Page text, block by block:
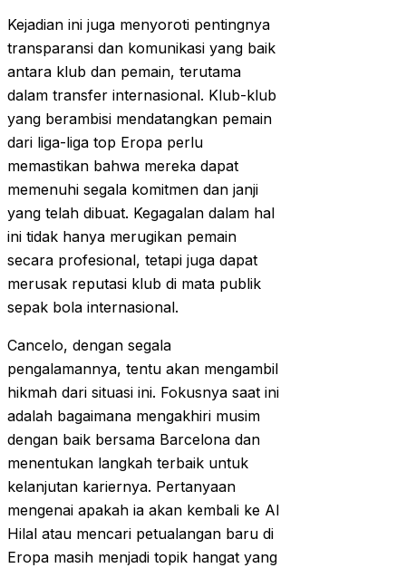
Kejadian ini juga menyoroti pentingnya
transparansi dan komunikasi yang baik
antara klub dan pemain, terutama
dalam transfer internasional. Klub-klub
yang berambisi mendatangkan pemain
dari liga-liga top Eropa perlu
memastikan bahwa mereka dapat
memenuhi segala komitmen dan janji
yang telah dibuat. Kegagalan dalam hal
ini tidak hanya merugikan pemain
secara profesional, tetapi juga dapat
merusak reputasi klub di mata publik
sepak bola internasional.
Cancelo, dengan segala
pengalamannya, tentu akan mengambil
hikmah dari situasi ini. Fokusnya saat ini
adalah bagaimana mengakhiri musim
dengan baik bersama Barcelona dan
menentukan langkah terbaik untuk
kelanjutan kariernya. Pertanyaan
mengenai apakah ia akan kembali ke Al
Hilal atau mencari petualangan baru di
Eropa masih menjadi topik hangat yang